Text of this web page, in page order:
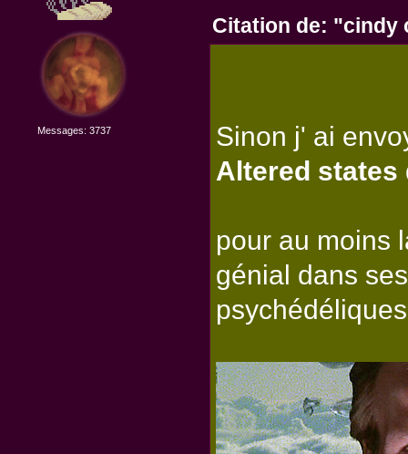
Messages: 3737
Citation de: "cindy
Sinon j' ai
Altered states
pour au moins
génial dans